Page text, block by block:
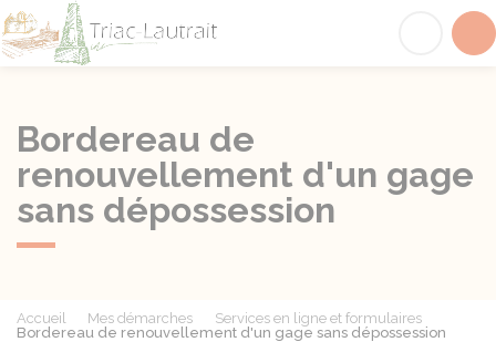
Bordereau de
renouvellement d'un gage
sans dépossession
Accueil Mes démarches
Services en ligne et formulaires
Bordereau de renouvellement d'un gage sans dépossession